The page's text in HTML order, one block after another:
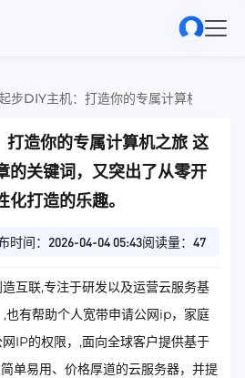
造你的专属计算机之旅 这
的关键词，又突出了从零开
打造的乐趣。
时间：2026-04-04 05:43阅读量：47
互联,专注于研发以及运营云服务基
也有帮助个人宽带申请公网ip，家庭
IP的权限，,面向全球客户提供基于
单易用、价格厚道的云服务器，并提